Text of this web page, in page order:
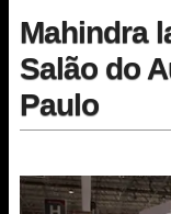
Mahindra
Salão do
Paulo